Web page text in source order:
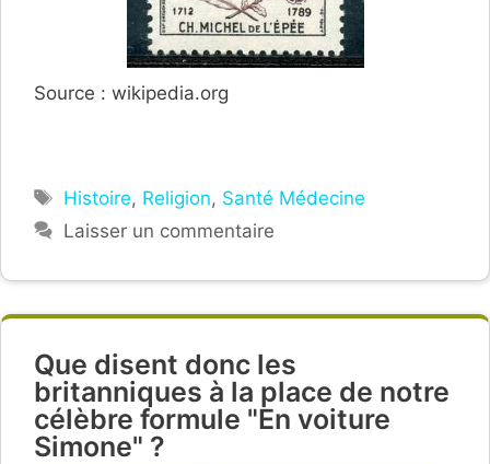
Source : wikipedia.org
Étiquettes
Histoire, Religion, Santé Médecine
Laisser un commentaire
Que disent donc les
britanniques à la place de notre
célèbre formule "En voiture
Simone" ?